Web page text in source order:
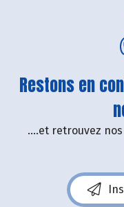
Restons en
....et retrouvez